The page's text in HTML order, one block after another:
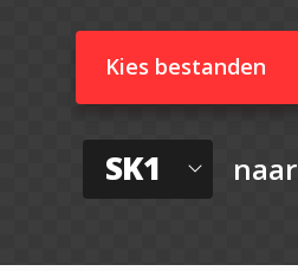
Kies bestanden
SK1 naar